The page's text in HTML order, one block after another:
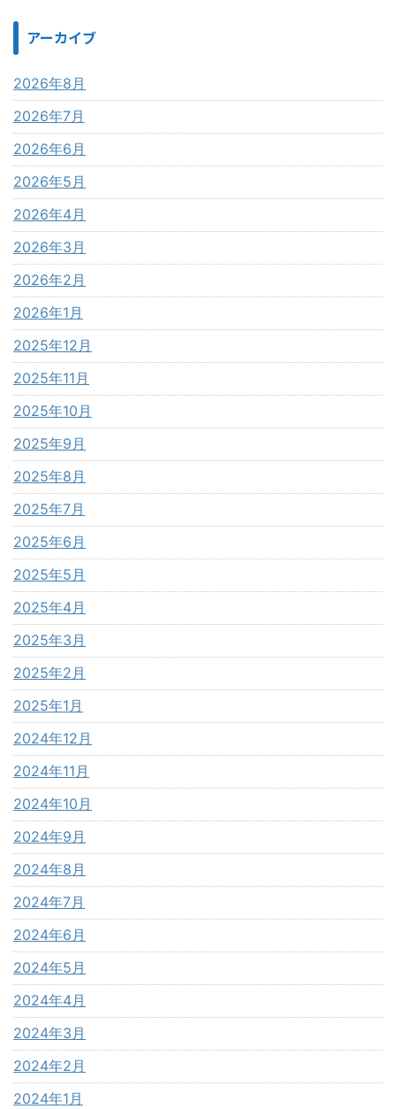
アーカイブ
2026年8月
2026年7月
2026年6月
2026年5月
2026年4月
2026年3月
2026年2月
2026年1月
2025年12月
2025年11月
2025年10月
2025年9月
2025年8月
2025年7月
2025年6月
2025年5月
2025年4月
2025年3月
2025年2月
2025年1月
2024年12月
2024年11月
2024年10月
2024年9月
2024年8月
2024年7月
2024年6月
2024年5月
2024年4月
2024年3月
2024年2月
2024年1月